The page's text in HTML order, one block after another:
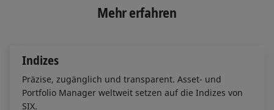
e
d
o
l
Mehr erfahren
Indizes
Präzise, zugänglich und transparent. Asset- und
Portfolio Manager weltweit setzen auf die Indizes von
SIX.